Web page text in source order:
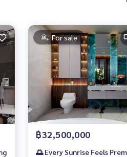
For sale
฿32,500,000
🌅 Every Sunrise Feels